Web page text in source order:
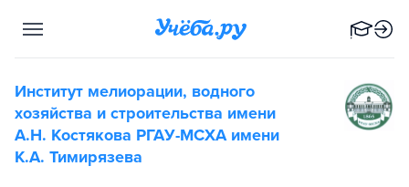
Институт мелиорации, водного
хозяйства и строительства имени
А.Н. Костякова РГАУ-МСХА имени
К.А. Тимирязева